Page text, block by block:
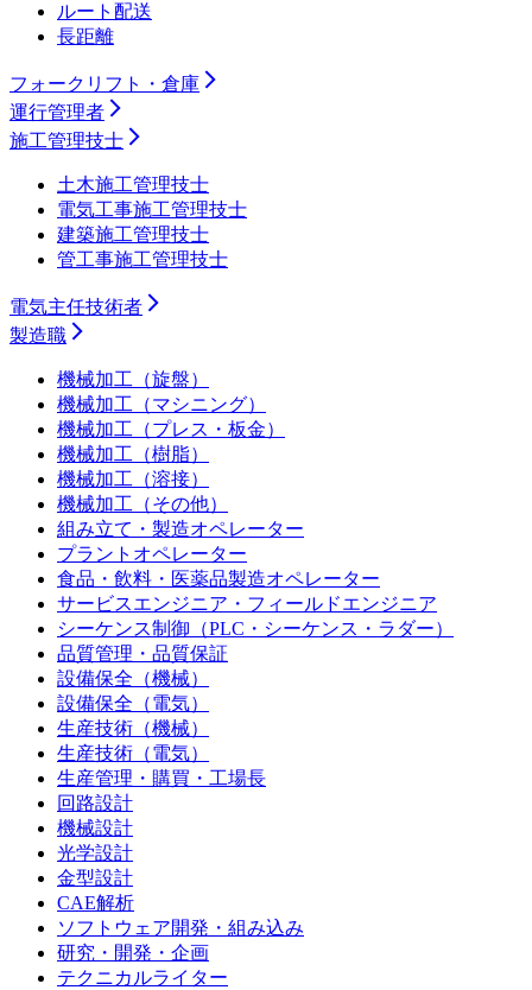
ルート配送
長距離
フォークリフト・倉庫
運行管理者
施工管理技士
土木施工管理技士
電気工事施工管理技士
建築施工管理技士
管工事施工管理技士
電気主任技術者
製造職
機械加工（旋盤）
機械加工（マシニング）
機械加工（プレス・板金）
機械加工（樹脂）
機械加工（溶接）
機械加工（その他）
組み立て・製造オペレーター
プラントオペレーター
食品・飲料・医薬品製造オペレーター
サービスエンジニア・フィールドエンジニア
シーケンス制御（PLC・シーケンス・ラダー）
品質管理・品質保証
設備保全（機械）
設備保全（電気）
生産技術（機械）
生産技術（電気）
生産管理・購買・工場長
回路設計
機械設計
光学設計
金型設計
CAE解析
ソフトウェア開発・組み込み
研究・開発・企画
テクニカルライター